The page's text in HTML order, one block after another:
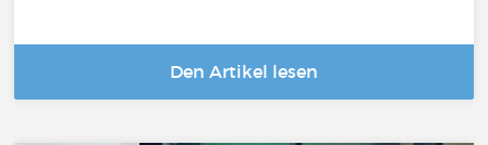
Den Artikel lesen